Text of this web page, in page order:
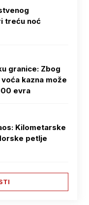
treću noć
granice: Zbog
kazna može
evra
Kilometarske
petlje